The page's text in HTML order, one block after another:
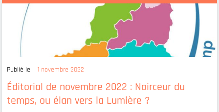
Éditorial de novembre 2022 : Noirceur du
temps, ou élan vers la Lumière ?
Publié le 1 novembre 2022